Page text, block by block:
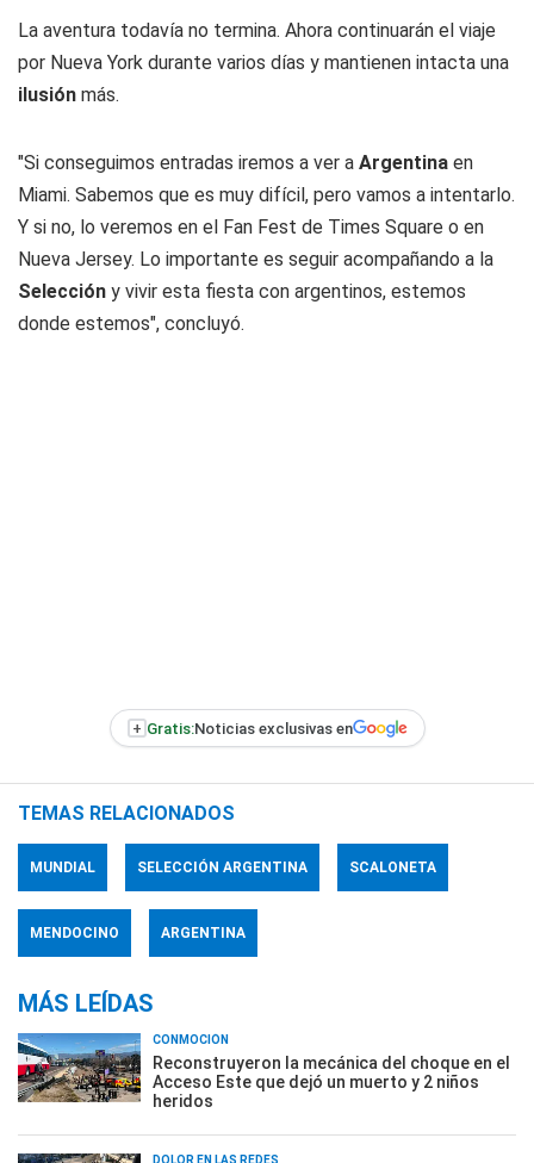
La aventura todavía no termina. Ahora continuarán el viaje
por Nueva York durante varios días y mantienen intacta una
ilusión más.
"Si conseguimos entradas iremos a ver a Argentina en
Miami. Sabemos que es muy difícil, pero vamos a intentarlo.
Y si no, lo veremos en el Fan Fest de Times Square o en
Nueva Jersey. Lo importante es seguir acompañando a la
Selección y vivir esta fiesta con argentinos, estemos
donde estemos", concluyó.
+ Gratis:Noticias exclusivas en
TEMAS RELACIONADOS
MUNDIAL SELECCIÓN ARGENTINA SCALONETA
MENDOCINO ARGENTINA
MÁS LEÍDAS
CONMOCIÓN
Reconstruyeron la mecánica del choque en el
Acceso Este que dejó un muerto y 2 niños
heridos
DOLOR EN LAS REDES